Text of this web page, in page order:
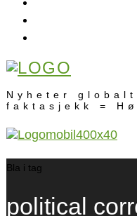
Nyheter
faktasjekk =
Bla i tag
political